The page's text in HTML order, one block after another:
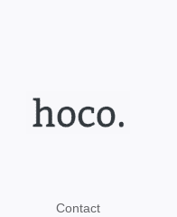
Contact